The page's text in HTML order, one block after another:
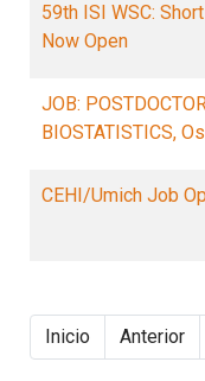
59th ISI WSC:
Now Open
JOB:
BIOSTATISTICS,
CEHI/Umich Job
Inicio Anterior